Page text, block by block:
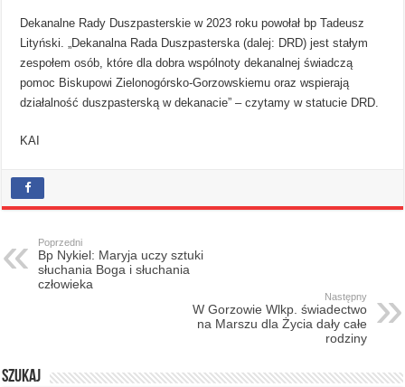
Dekanalne Rady Duszpasterskie w 2023 roku powołał bp Tadeusz
Lityński. „Dekanalna Rada Duszpasterska (dalej: DRD) jest stałym
zespołem osób, które dla dobra wspólnoty dekanalnej świadczą
pomoc Biskupowi Zielonogórsko-Gorzowskiemu oraz wspierają
działalność duszpasterską w dekanacie” – czytamy w statucie DRD.
KAI
Poprzedni
Bp Nykiel: Maryja uczy sztuki
słuchania Boga i słuchania
człowieka
Następny
W Gorzowie Wlkp. świadectwo
na Marszu dla Życia dały całe
rodziny
Szukaj